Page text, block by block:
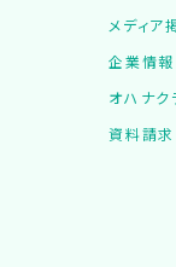
メディア
企業情報
オハナク
資料請求